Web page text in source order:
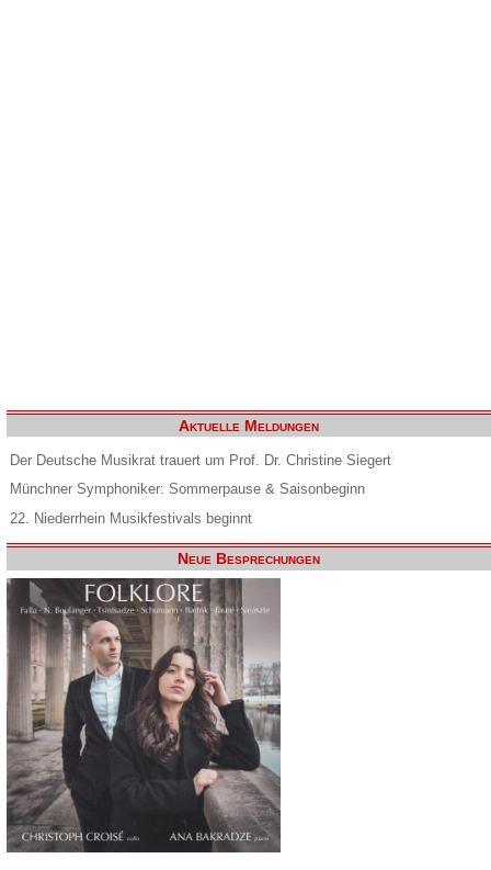
Aktuelle Meldungen
Der Deutsche Musikrat trauert um Prof. Dr. Christine Siegert
Münchner Symphoniker: Sommerpause & Saisonbeginn
22. Niederrhein Musikfestivals beginnt
Neue Besprechungen